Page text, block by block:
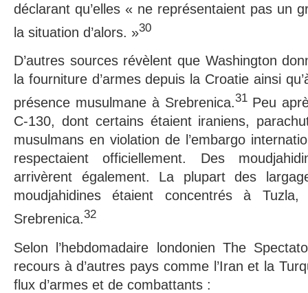
déclarant qu’elles « ne représentaient pas un
la situation d’alors. »30
D’autres sources révèlent que Washington
la fourniture d’armes depuis la Croatie ainsi
présence musulmane à Srebrenica.31Peu
C-130, dont certains étaient iraniens,
musulmans en violation de l’embargo
respectaient officiellement. Des
arrivèrent également. La plupart des
moudjahidines étaient concentrés à
Srebrenica.32
Selon l’hebdomadaire londonien The
recours à d’autres pays comme l’Iran et la
flux d’armes et de combattants :